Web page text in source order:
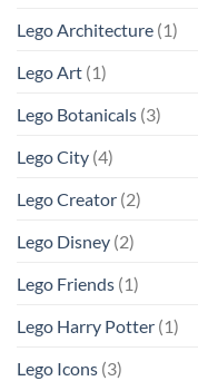
Lego Architecture (1)
Lego Art (1)
Lego Botanicals (3)
Lego City (4)
Lego Creator (2)
Lego Disney (2)
Lego Friends (1)
Lego Harry Potter (1)
Lego Icons (3)